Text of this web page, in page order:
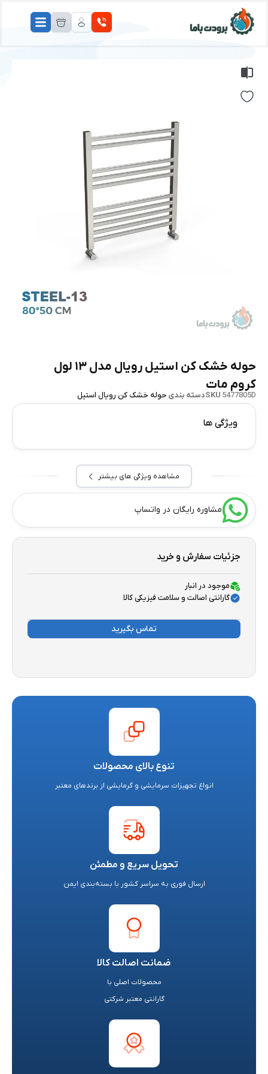
حوله خشک‌ کن استیل رویال مدل ۱۳ لول
کروم مات
SKU 5477805D دسته بندی حوله خشک کن رویال استیل
ویژگی ها
مشاهده ویژگی های بیشتر
مشاوره رایگان در واتساپ
جزئیات سفارش و خرید
موجود در انبار
گارانتی اصالت و سلامت فیزیکی کالا
تماس بگیرید
تنوع بالای محصولات
انواع تجهیزات سرمایشی و گرمایشی از برندهای معتبر
تحویل سریع و مطمئن
ارسال فوری به سراسر کشور با بسته‌بندی ایمن
ضمانت اصالت کالا
محصولات اصلی با
گارانتی معتبر شرکتی